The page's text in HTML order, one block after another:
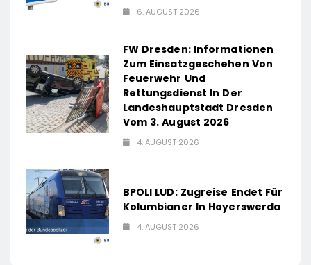
6. AUGUST 2026
FW Dresden: Informationen
Zum Einsatzgeschehen Von
Feuerwehr Und
Rettungsdienst In Der
Landeshauptstadt Dresden
Vom 3. August 2026
4. AUGUST 2026
BPOLI LUD: Zugreise Endet Für
Kolumbianer In Hoyerswerda
4. AUGUST 2026